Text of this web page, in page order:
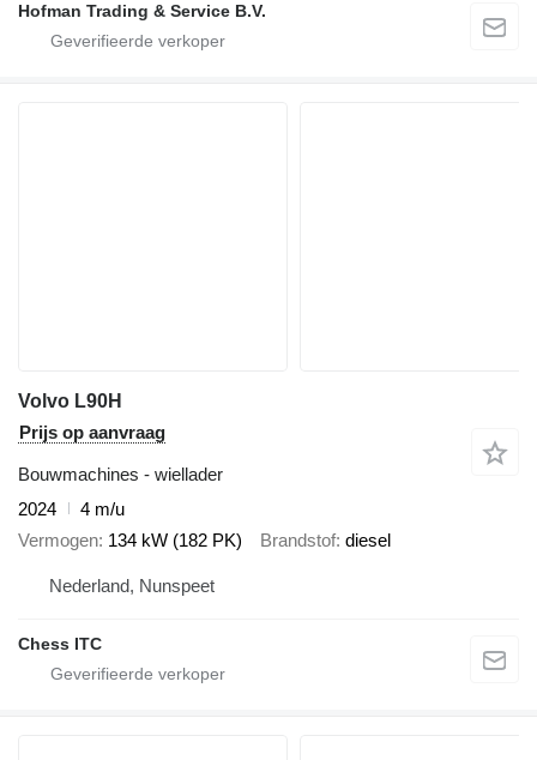
Hofman Trading & Service B.V.
Volvo L90H
Prijs op aanvraag
Bouwmachines - wiellader
2024
4 m/u
Vermogen 134 kW (182 PK) Brandstof diesel
Nederland, Nunspeet
Chess ITC